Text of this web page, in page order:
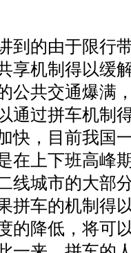
到的由于限行
享机制得以缓
公共交通爆满
通过拼车机制
快，目前我国
在上下班高峰
线城市的大部
拼车的机制得
的降低，将可